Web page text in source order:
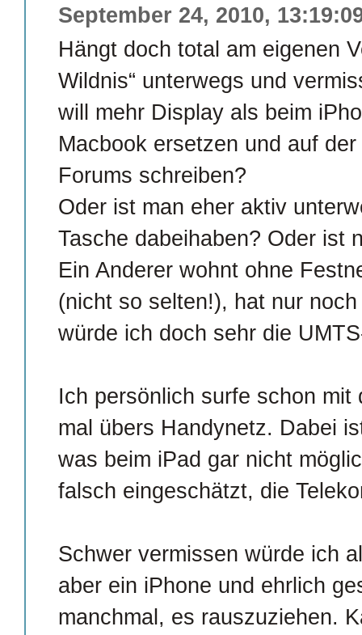
September 24, 2010,
Hängt doch total am eigenen
Wildnis“ unterwegs und
will mehr Display als beim
Macbook ersetzen und auf
Forums schreiben?
Oder ist man eher aktiv
Tasche dabeihaben? Oder ist
Ein Anderer wohnt ohne
(nicht so selten!), hat nur
würde ich doch sehr die
Ich persönlich surfe schon
mal übers Handynetz. Dabei
was beim iPad gar nicht
falsch eingeschätzt, die
Schwer vermissen würde ich
aber ein iPhone und ehrlich
manchmal, es rauszuziehen.